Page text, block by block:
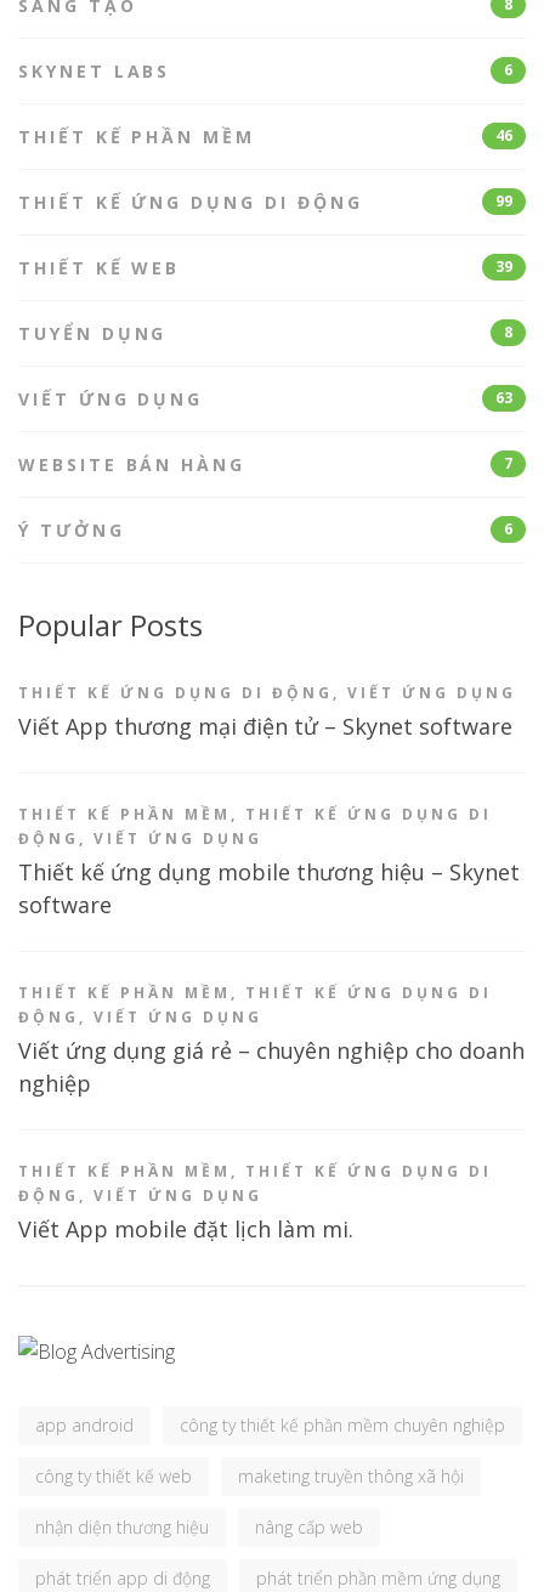
SÁNG TẠO 8
SKYNET LABS 6
THIẾT KẾ PHẦN MỀM 46
THIẾT KẾ ỨNG DỤNG DI ĐỘNG 99
THIẾT KẾ WEB 39
TUYỂN DỤNG 8
VIẾT ỨNG DỤNG 63
WEBSITE BÁN HÀNG 7
Ý TƯỞNG 6
Popular Posts
THIẾT KẾ ỨNG DỤNG DI ĐỘNG , VIẾT ỨNG DỤNG
Viết App thương mại điện tử – Skynet software
THIẾT KẾ PHẦN MỀM , THIẾT KẾ ỨNG DỤNG DI
ĐỘNG , VIẾT ỨNG DỤNG
Thiết kế ứng dụng mobile thương hiệu – Skynet
software
THIẾT KẾ PHẦN MỀM , THIẾT KẾ ỨNG DỤNG DI
ĐỘNG , VIẾT ỨNG DỤNG
Viết ứng dụng giá rẻ – chuyên nghiệp cho doanh
nghiệp
THIẾT KẾ PHẦN MỀM , THIẾT KẾ ỨNG DỤNG DI
ĐỘNG , VIẾT ỨNG DỤNG
Viết App mobile đặt lịch làm mi.
app android công ty thiết kế phần mềm chuyên nghiệp
công ty thiết kế web maketing truyền thông xã hội
nhận diện thương hiệu nâng cấp web
phát triển app di động phát triển phần mềm ứng dụng